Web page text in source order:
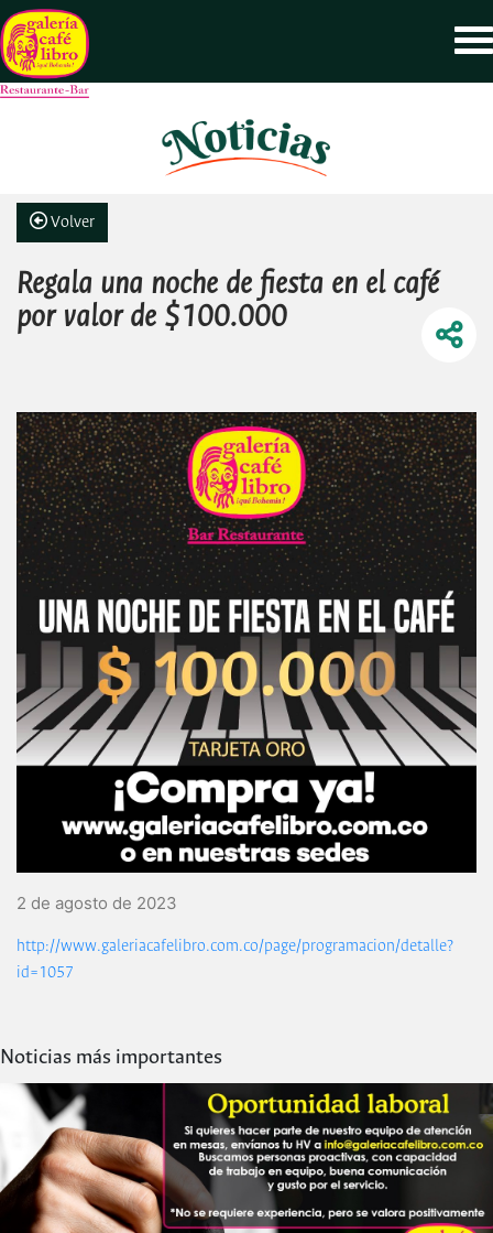
Volver
Regala una noche de fiesta en el café
por valor de $100.000
2 de agosto de 2023
http://www.galeriacafelibro.com.co/page/programacion/detalle?
id=1057
Noticias más importantes